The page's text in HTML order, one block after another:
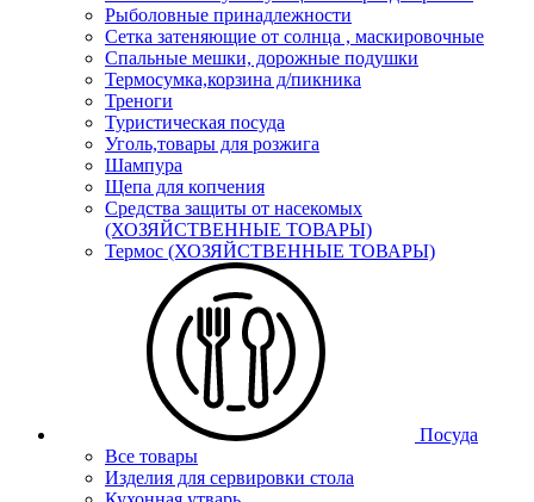
Рыболовные принадлежности
Сетка затеняющие от солнца , маскировочные
Спальные мешки, дорожные подушки
Термосумка,корзина д/пикника
Треноги
Туристическая посуда
Уголь,товары для розжига
Шампура
Щепа для копчения
Средства защиты от насекомых
(ХОЗЯЙСТВЕННЫЕ ТОВАРЫ)
Термос (ХОЗЯЙСТВЕННЫЕ ТОВАРЫ)
Посуда
Все товары
Изделия для сервировки стола